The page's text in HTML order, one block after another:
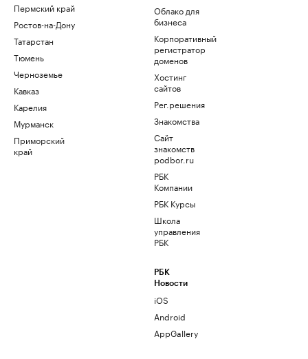
Пермский край
Ростов-на-Дону
Татарстан
Тюмень
Черноземье
Кавказ
Карелия
Мурманск
Приморский
край
Облако для
бизнеса
Корпоративный
регистратор
доменов
Хостинг
сайтов
Рег.решения
Знакомства
Сайт
знакомств
podbor.ru
РБК
Компании
РБК Курсы
Школа
управления
РБК
РБК
Новости
iOS
Android
AppGallery